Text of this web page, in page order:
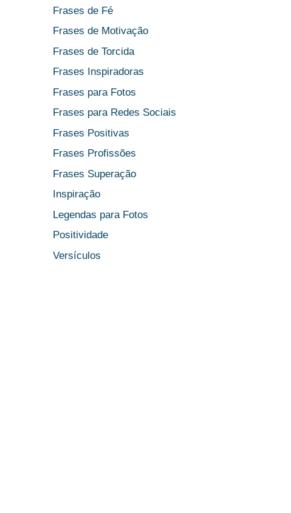
Frases de Fé
Frases de Motivação
Frases de Torcida
Frases Inspiradoras
Frases para Fotos
Frases para Redes Sociais
Frases Positivas
Frases Profissões
Frases Superação
Inspiração
Legendas para Fotos
Positividade
Versículos